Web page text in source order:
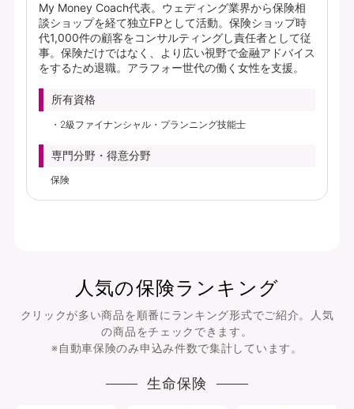
My Money Coach代表。ウェディング業界から保険相
談ショップを経て独立FPとして活動。保険ショップ時
代1,000件の顧客をコンサルティングし責任者として従
事。保険だけではなく、より広い視野で金融アドバイス
をするため退職。アラフォー世代の働く女性を支援。
所有資格
2級ファイナンシャル・プランニング技能士
専門分野・得意分野
保険
人気の保険ランキング
クリックが多い商品を順番にランキング形式でご紹介。人気
の商品をチェックできます。
※自動車保険のみ申込み件数で集計しています。
生命保険